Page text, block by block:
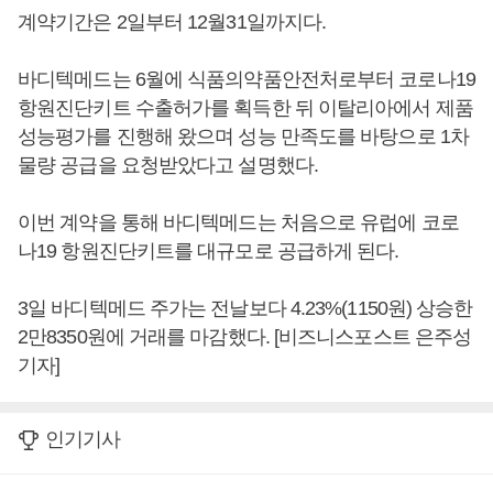
계약기간은 2일부터 12월31일까지다.
바디텍메드는 6월에 식품의약품안전처로부터 코로나19
항원진단키트 수출허가를 획득한 뒤 이탈리아에서 제품
성능평가를 진행해 왔으며 성능 만족도를 바탕으로 1차
물량 공급을 요청받았다고 설명했다.
이번 계약을 통해 바디텍메드는 처음으로 유럽에 코로
나19 항원진단키트를 대규모로 공급하게 된다.
3일 바디텍메드 주가는 전날보다 4.23%(1150원) 상승한
2만8350원에 거래를 마감했다. [비즈니스포스트 은주성
기자]
인기기사